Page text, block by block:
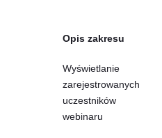
Opis zakresu
Wyświetlanie
zarejestrowanych
uczestników
webinaru